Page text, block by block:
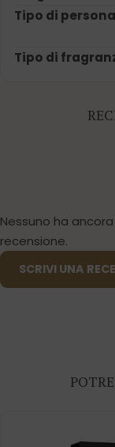
Tipo di
Tipo di
Nessuno ha
recensione.
SCRIVI UNA